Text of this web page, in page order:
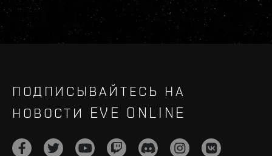
ПОДПИСЫВАЙТЕСЬ НА
НОВОСТИ EVE ONLINE